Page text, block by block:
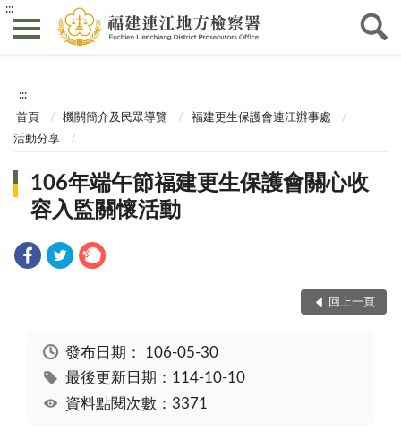
:::
:::
首頁 機關簡介及民眾導覽
福建更生保護會連江辦事處
活動分享
106年端午節福建更生保護會關心收
容入監關懷活動
回上一頁
發布日期： 106-05-30
最後更新日期：114-10-10
資料點閱次數：3371